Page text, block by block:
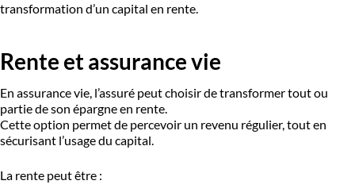
transformation d’un capital en rente.
Rente et assurance vie
En assurance vie, l’assuré peut choisir de transformer tout ou
partie de son épargne en rente.
Cette option permet de percevoir un revenu régulier, tout en
sécurisant l’usage du capital.
La rente peut être :